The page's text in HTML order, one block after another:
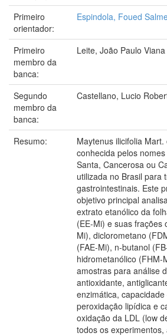
Primeiro
orientador:
Espindola, Foued
Primeiro
membro da
banca:
Leite, João Paulo Viana
Segundo
membro da
banca:
Castellano, Lucio
Resumo:
Maytenus ilicifolia
conhecida pelos
Santa, Cancerosa ou
utilizada no Brasil para
gastrointestinais. Este
objetivo principal
extrato etanólico da
(EE-Mi) e suas frações
Mi), diclorometano
(FAE-Mi), n-butanol
hidrometanólico (FHM-
amostras para análise
antioxidante,
enzimática,
peroxidação lipídica e
oxidação da LDL (low
todos os